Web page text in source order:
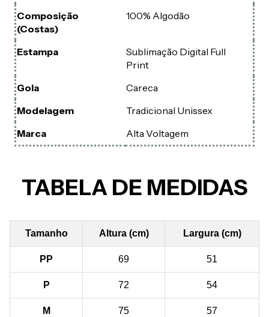
Composição
(Costas)
100% Algodão
Estampa
Sublimação Digital Full
Print
Gola
Careca
Modelagem
Tradicional Unissex
Marca
Alta Voltagem
TABELA DE MEDIDAS
Tamanho Altura (cm) Largura (cm)
PP 69 51
P 72 54
M 75 57